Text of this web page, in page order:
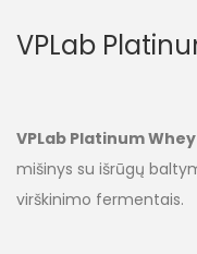
VPLab
VPLab Platinum Whey
mišinys su išrūgų
virškinimo fermentais.